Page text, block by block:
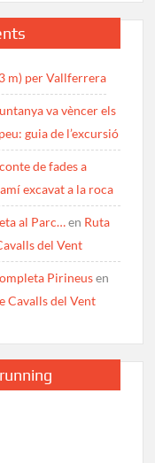
m) per Vallferrera
va vèncer els
guia de l’excursió
de fades a
excavat a la roca
al Parc…en Ruta
del Vent
Pirineusen
Cavalls del Vent